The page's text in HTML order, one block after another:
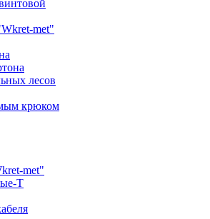
met"
лесов
крюком
met"
Т